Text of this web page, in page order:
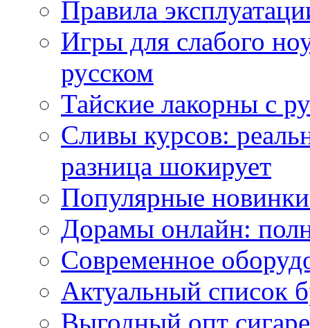
Правила
Игры для слабого
русском
Тайские лакорны с
Сливы курсов:
разница шокирует
Популярные
Дорамы онлайн:
Современное
Актуальный список